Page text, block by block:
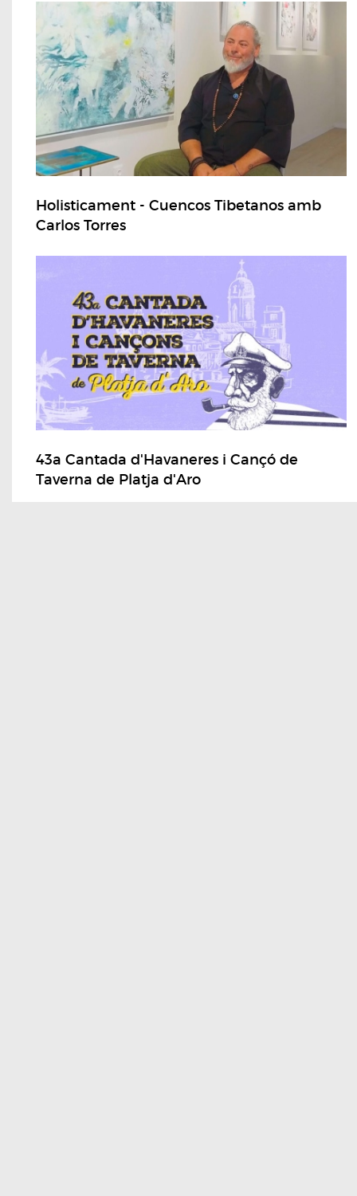
Holisticament - Cuencos Tibetanos amb
Carlos Torres
43a Cantada d'Havaneres i Cançó de
Taverna de Platja d'Aro